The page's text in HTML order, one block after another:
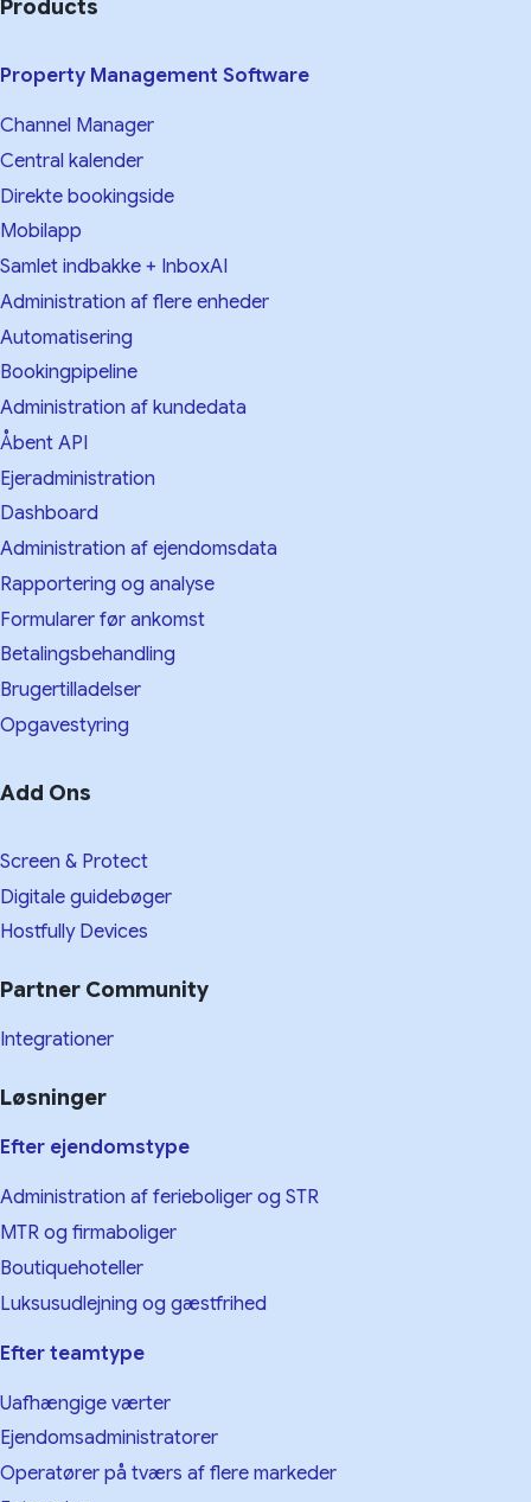
Products
Property Management Software
Channel Manager
Central kalender
Direkte bookingside
Mobilapp
Samlet indbakke + InboxAI
Administration af flere enheder
Automatisering
Bookingpipeline
Administration af kundedata
Åbent API
Ejeradministration
Dashboard
Administration af ejendomsdata
Rapportering og analyse
Formularer før ankomst
Betalingsbehandling
Brugertilladelser
Opgavestyring
Add Ons
Screen & Protect
Digitale guidebøger
Hostfully Devices
Partner Community
Integrationer
Løsninger
Efter ejendomstype
Administration af ferieboliger og STR
MTR og firmaboliger
Boutiquehoteller
Luksusudlejning og gæstfrihed
Efter teamtype
Uafhængige værter
Ejendomsadministratorer
Operatører på tværs af flere markeder